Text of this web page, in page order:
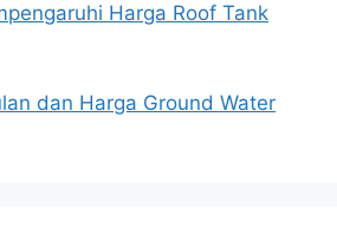
Harga Roof Tank
dan Harga Ground Water